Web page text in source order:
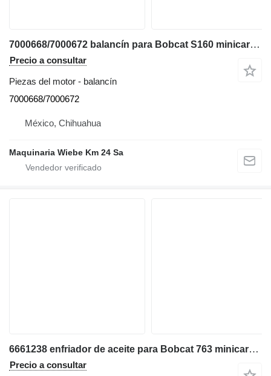
7000668/7000672 balancín para Bobcat S160 minicargadora
Precio a consultar
Piezas del motor - balancín
7000668/7000672
México, Chihuahua
Maquinaria Wiebe Km 24 Sa
6661238 enfriador de aceite para Bobcat 763 minicargadora
Precio a consultar